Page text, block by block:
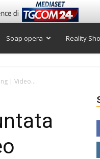
Soap opera Reality
| Video...